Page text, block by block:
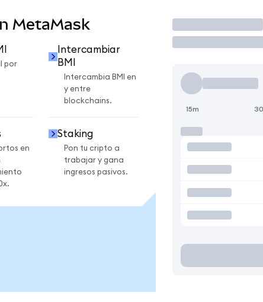
MetaMask
por
Intercambiar
BMI
Intercambia BMI en
y entre
blockchains.
en
Staking
Pon tu cripto a
trabajar y gana
ingresos pasivos.
Operar
15m